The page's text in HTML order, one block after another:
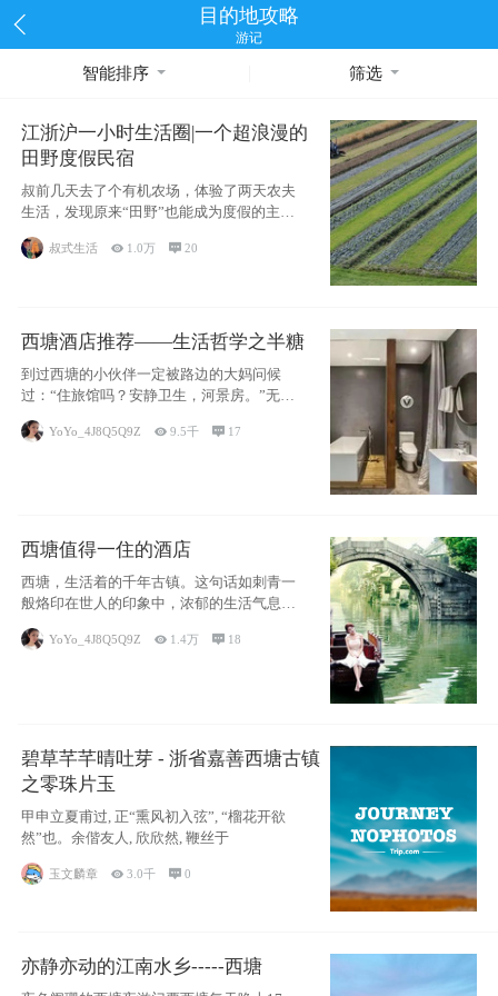
目的地攻略
游记
智能排序 筛选
江浙沪一小时生活圈|一个超浪漫的
田野度假民宿
叔前几天去了个有机农场，体验了两天农夫
生活，发现原来“田野”也能成为度假的主旋
律。江
叔式生活  1.0万 20
西塘酒店推荐——生活哲学之半糖
到过西塘的小伙伴一定被路边的大妈问候
过：“住旅馆吗？安静卫生，河景房。”无意
YoYo_4J8Q5Q9Z 9.5千  17
西塘值得一住的酒店
西塘，生活着的千年古镇。这句话如刺青一
般烙印在世人的印象中，浓郁的生活气息，
小桥流水
YoYo_4J8Q5Q9Z  1.4万  18
碧草芊芊晴吐芽 - 浙省嘉善西塘古镇
之零珠片玉
甲申立夏甫过, 正“熏风初入弦”, “榴花开欲
然”也。余偕友人, 欣欣然, 鞭丝于
玉文麟章  3.0千 0
亦静亦动的江南水乡-----西塘